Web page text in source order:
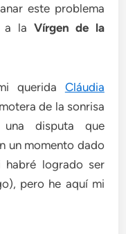
este problema
a la Vírgen de la
querida Cláudia
de la sonrisa
una disputa que
un momento dado
habré logrado ser
pero he aquí mi